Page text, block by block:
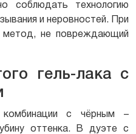
соблюдать технологию
и неровностей. При
метод, не повреждающий
гель-лака с
с чёрным –
оттенка. В дуэте с